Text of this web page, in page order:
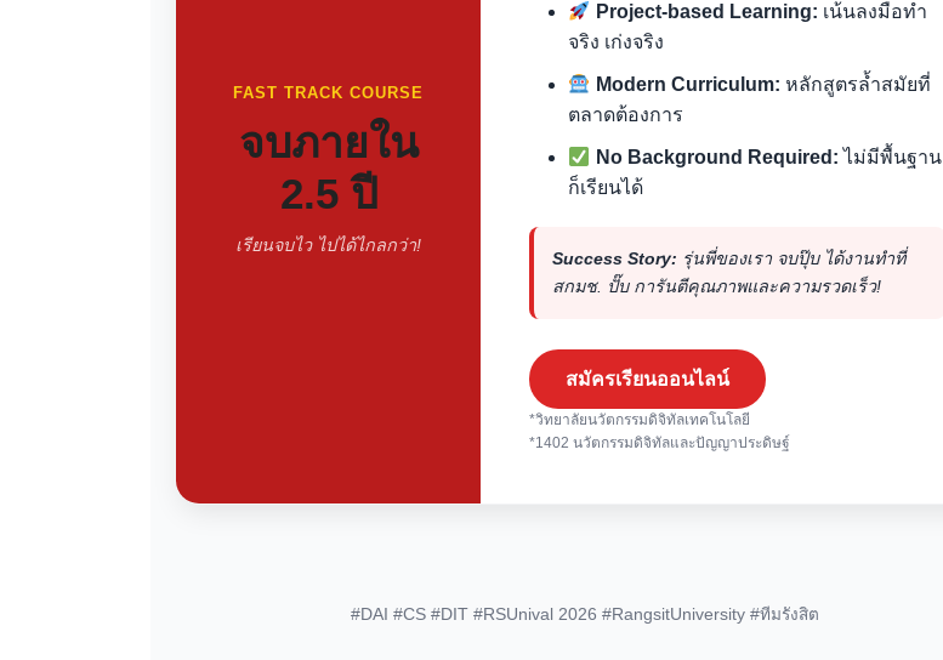
FAST TRACK COURSE
จบภายใน
2.5 ปี
เรียนจบไว ไปได้ไกลกว่า!
Project-based Learning: เน้นลงมือทำ
จริง เก่งจริง
Modern Curriculum: หลักสูตรล้ำสมัยที่
ตลาดต้องการ
No Background Required: ไม่มีพื้นฐาน
ก็เรียนได้
Success Story: รุ่นพี่ของเรา จบปุ๊บ ได้งานทำที่
สกมช. ปั๊บ การันตีคุณภาพและความรวดเร็ว!
สมัครเรียนออนไลน์
*วิทยาลัยนวัตกรรมดิจิทัลเทคโนโลยี
*1402 นวัตกรรมดิจิทัลและปัญญาประดิษฐ์
#DAI #CS #DIT #RSUnival 2026 #RangsitUniversity #ทีมรังสิต